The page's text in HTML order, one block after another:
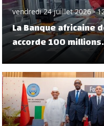
vendredi 24 juillet 2026 -
La Banque africaine
accorde 100